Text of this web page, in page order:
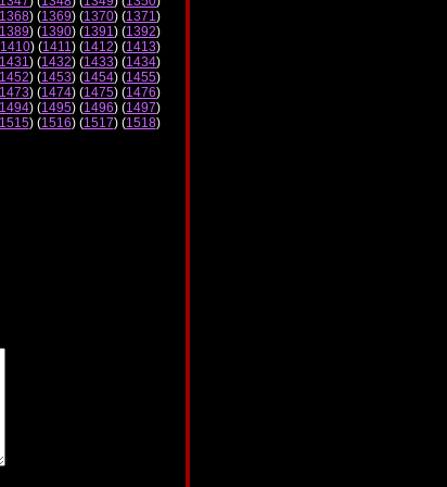
1368) (1369) (1370) (1371)
1389) (1390) (1391) (1392)
1410) (1411) (1412) (1413)
1431) (1432) (1433) (1434)
1452) (1453) (1454) (1455)
1473) (1474) (1475) (1476)
1494) (1495) (1496) (1497)
) (1516) (1517) (1518)